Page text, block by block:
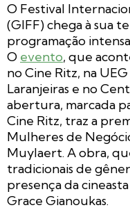
O Festival
(GIFF) chega à sua
programação
O evento, que
no Cine Ritz, na
Laranjeiras e no
abertura, marcada
Cine Ritz, traz a
Mulheres de
Muylaert. A obra,
tradicionais de
presença da
Grace Gianoukas.